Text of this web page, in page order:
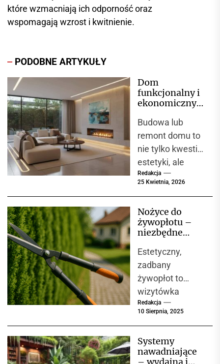
które wzmacniają ich odporność oraz
wspomagają wzrost i kwitnienie.
PODOBNE ARTYKUŁY
Dom
funkcjonalny i
ekonomiczny
uwagę
Budowa lub
remont domu to
nie tylko kwestia
estetyki, ale
przede
wszystkim
ekonomii. W
dobie rosnących
energii...
Redakcja
25 Kwietnia, 2026
Nożyce do
żywopłotu –
niezbędne
formowania i
pielęgnacji
ogrodu
Estetyczny,
zadbany
żywopłot to
wizytówka
każdego ogrodu,
jednak
idealnym stanie
wymaga
Redakcja
10 Sierpnia, 2025
Systemy
nawadniające
– wydajna i